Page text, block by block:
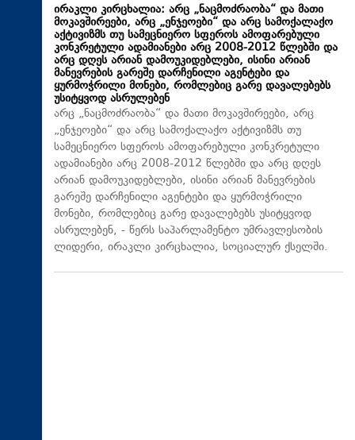
ირაკლი კირცხალია: არც „ნაცმოძრაობა“ და მათი
მოკავშირეები, არც „ენჯეოები“ და არც სამოქალაქო
აქტივიზმს თუ სამეცნიერო სფეროს ამოფარებული
კონკრეტული ადამიანები არც 2008-2012 წლებში და
არც დღეს არიან დამოუკიდებლები, ისინი არიან
მანევრების გარეშე დარჩენილი აგენტები და
ყურმოჭრილი მონები, რომლებიც გარე დავალებებს
უსიტყვოდ ასრულებენ
არც „ნაცმოძრაობა“ და მათი მოკავშირეები, არც
„ენჯეოები“ და არც სამოქალაქო აქტივიზმს თუ
სამეცნიერო სფეროს ამოფარებული კონკრეტული
ადამიანები არც 2008-2012 წლებში და არც დღეს
არიან დამოუკიდებლები, ისინი არიან მანევრების
გარეშე დარჩენილი აგენტები და ყურმოჭრილი
მონები, რომლებიც გარე დავალებებს უსიტყვოდ
ასრულებენ, - წერს საპარლამენტო უმრავლესობის
ლიდერი, ირაკლი კირცხალია, სოციალურ ქსელში.